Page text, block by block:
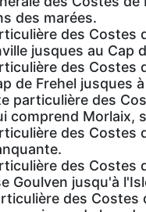
des marées.
des Costes
jusques au Cap
des Costes
de Frehel jusques
particulière des
comprend Morlaix,
des Costes
des Costes
Goulven jusqu'à
des Costes